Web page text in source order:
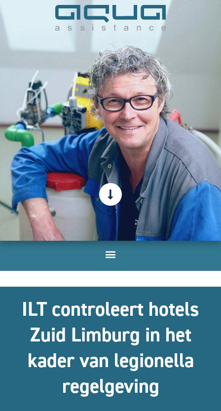
10 maart 2017
ILT controleert hotels
Zuid Limburg in het
kader van legionella
regelgeving